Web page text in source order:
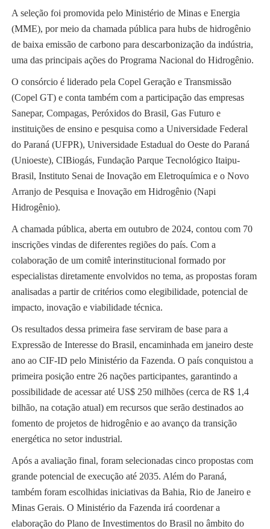
A seleção foi promovida pelo Ministério de Minas e Energia
(MME), por meio da chamada pública para hubs de hidrogênio
de baixa emissão de carbono para descarbonização da indústria,
uma das principais ações do Programa Nacional do Hidrogênio.
O consórcio é liderado pela Copel Geração e Transmissão
(Copel GT) e conta também com a participação das empresas
Sanepar, Compagas, Peróxidos do Brasil, Gas Futuro e
instituições de ensino e pesquisa como a Universidade Federal
do Paraná (UFPR), Universidade Estadual do Oeste do Paraná
(Unioeste), CIBiogás, Fundação Parque Tecnológico Itaipu-
Brasil, Instituto Senai de Inovação em Eletroquímica e o Novo
Arranjo de Pesquisa e Inovação em Hidrogênio (Napi
Hidrogênio).
A chamada pública, aberta em outubro de 2024, contou com 70
inscrições vindas de diferentes regiões do país. Com a
colaboração de um comitê interinstitucional formado por
especialistas diretamente envolvidos no tema, as propostas foram
analisadas a partir de critérios como elegibilidade, potencial de
impacto, inovação e viabilidade técnica.
Os resultados dessa primeira fase serviram de base para a
Expressão de Interesse do Brasil, encaminhada em janeiro deste
ano ao CIF-ID pelo Ministério da Fazenda. O país conquistou a
primeira posição entre 26 nações participantes, garantindo a
possibilidade de acessar até US$ 250 milhões (cerca de R$ 1,4
bilhão, na cotação atual) em recursos que serão destinados ao
fomento de projetos de hidrogênio e ao avanço da transição
energética no setor industrial.
Após a avaliação final, foram selecionadas cinco propostas com
grande potencial de execução até 2035. Além do Paraná,
também foram escolhidas iniciativas da Bahia, Rio de Janeiro e
Minas Gerais. O Ministério da Fazenda irá coordenar a
elaboração do Plano de Investimentos do Brasil no âmbito do